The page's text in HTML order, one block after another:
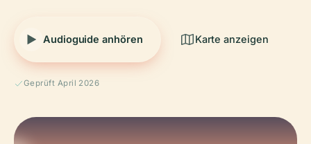
Audioguide anhören Karte anzeigen
Geprüft April 2026